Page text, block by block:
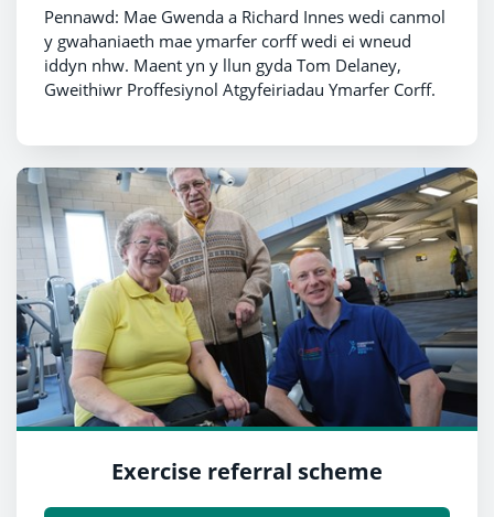
Pennawd: Mae Gwenda a Richard Innes wedi canmol
y gwahaniaeth mae ymarfer corff wedi ei wneud
iddyn nhw. Maent yn y llun gyda Tom Delaney,
Gweithiwr Proffesiynol Atgyfeiriadau Ymarfer Corff.
Exercise referral scheme